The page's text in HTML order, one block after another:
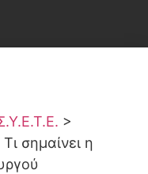
>
Τι σημαίνει η